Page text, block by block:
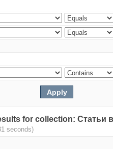
for collection: Статьи
seconds)